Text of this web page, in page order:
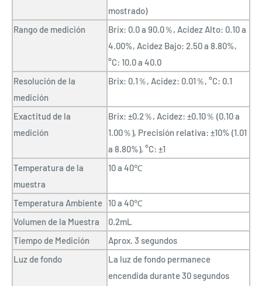
mostrado)
Rango de medición
Brix: 0.0 a 90.0％, Acidez Alto: 0.10 a
4.00%, Acidez Bajo: 2.50 a 8.80%,
°C: 10.0 a 40.0
Resolución de la
medición
Brix: 0.1％, Acidez: 0.01％, °C: 0.1
Exactitud de la
medición
Brix: ±0.2％, Acidez: ±0.10％ (0.10 a
1.00％), Precisión relativa: ±10% (1.01
a 8.80%), °C: ±1
Temperatura de la
muestra
10 a 40℃
Temperatura Ambiente 10 a 40℃
Volumen de la Muestra
0.2mL
Tiempo de Medición
Aprox. 3 segundos
Luz de fondo
La luz de fondo permanece
encendida durante 30 segundos